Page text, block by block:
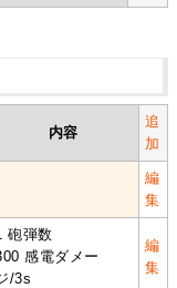
内容
追
加
編
集
砲弾数
感電ダメー
/3s
編
集